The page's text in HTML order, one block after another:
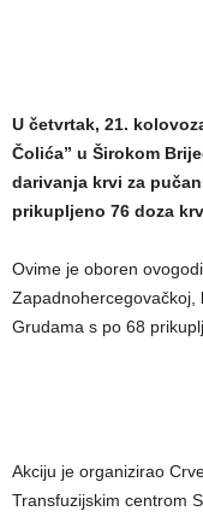
U četvrtak, 21.
Čolića” u Širokom
darivanja krvi za
prikupljeno 76 doza
Ovime je oboren
Zapadnohercegovačkoj,
Grudama s po 68
Akciju je organizirao
Transfuzijskim centrom